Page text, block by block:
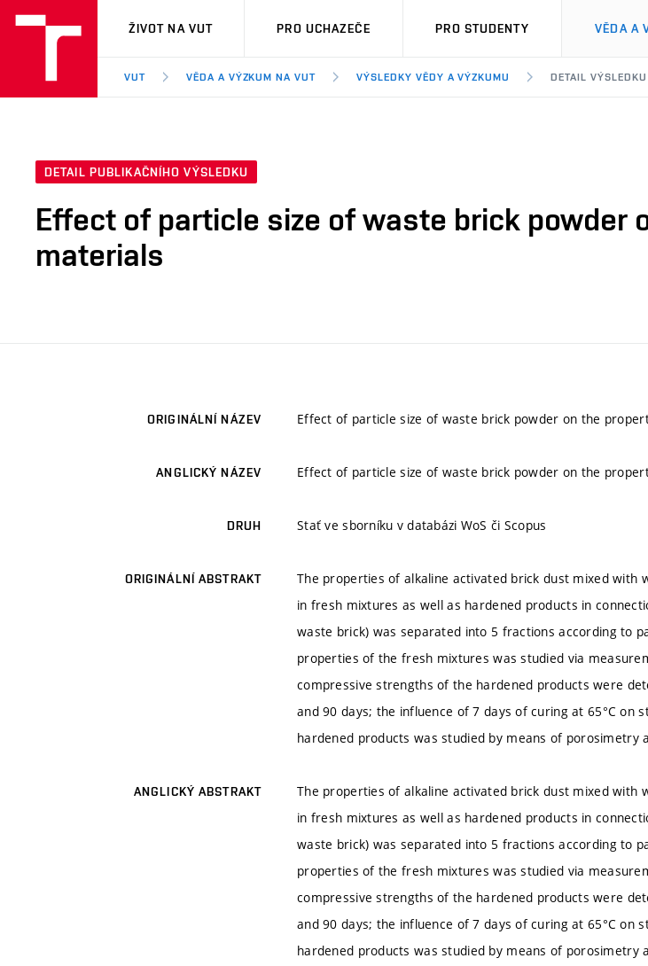
VUT
ŽIVOT NA VUT PRO UCHAZEČE PRO STUDENTY VĚDA A
VUT VĚDA A VÝZKUM NA VUT VÝSLEDKY VĚDY A VÝZKUMU DETAIL VÝSLEDKU
DETAIL PUBLIKAČNÍHO VÝSLEDKU
Effect of particle size of waste brick powder
materials
ORIGINÁLNÍ NÁZEV Effect of particle size of waste brick powder on the
ANGLICKÝ NÁZEV Effect of particle size of waste brick powder on the
DRUH Stať ve sborníku v databázi WoS či Scopus
ORIGINÁLNÍ ABSTRAKT
The properties of alkaline activated brick dust mixed with
in fresh mixtures as well as hardened products in
waste brick) was separated into 5 fractions according to
properties of the fresh mixtures was studied via
compressive strengths of the hardened products were
and 90 days; the influence of 7 days of curing at 65°C
hardened products was studied by means of porosimetry
ANGLICKÝ ABSTRAKT
The properties of alkaline activated brick dust mixed with
in fresh mixtures as well as hardened products in
waste brick) was separated into 5 fractions according to
properties of the fresh mixtures was studied via
compressive strengths of the hardened products were
and 90 days; the influence of 7 days of curing at 65°C
hardened products was studied by means of porosimetry